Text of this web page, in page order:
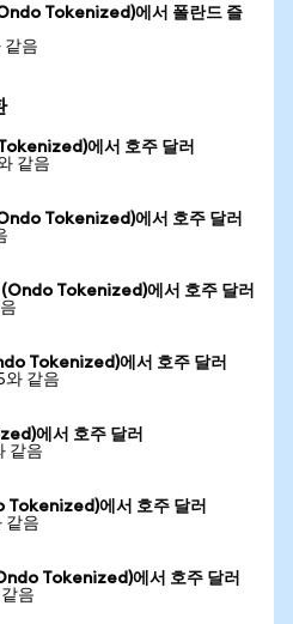
Tokenized)에서 폴란드 즐
같음
에서 호주 달러
같음
Tokenized)에서 호주 달러
Tokenized)에서 호주 달러
Tokenized)에서 호주 달러
와 같음
에서 호주 달러
같음
에서 호주 달러
같음
Tokenized)에서 호주 달러
음